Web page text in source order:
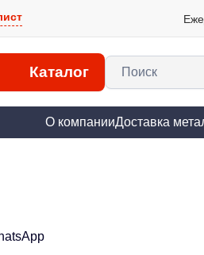
Каталог
О компанииДоставка